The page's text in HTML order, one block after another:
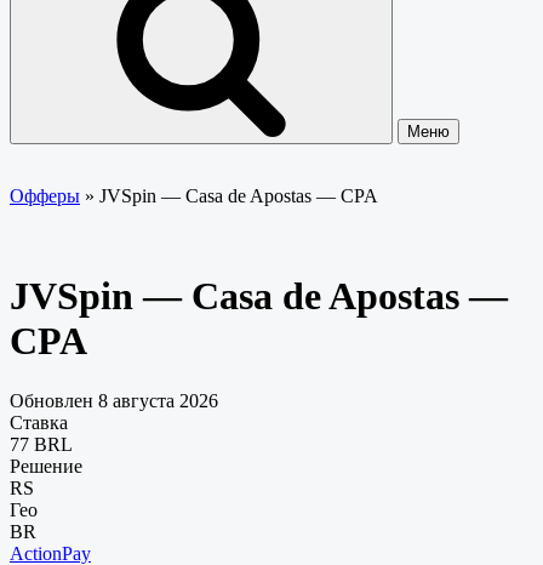
Меню
Офферы » JVSpin — Casa de Apostas — CPA
JVSpin — Casa de Apostas —
CPA
Обновлен 8 августа 2026
Ставка
77 BRL
Решение
RS
Гео
BR
ActionPay